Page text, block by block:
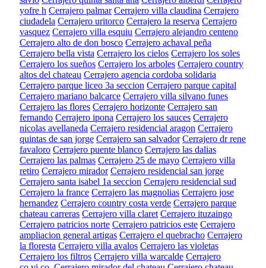
yofre h Cerrajero palmar Cerrajero villa claudina Cerrajero
ciudadela Cerrajero uritorco Cerrajero la reserva Cerrajero
vasquez Cerrajero villa esquiu Cerrajero alejandro centeno
Cerrajero alto de don bosco Cerrajero achaval peña
Cerrajero bella vista Cerrajero los cielos Cerrajero los soles
Cerrajero los sueños Cerrajero los arboles Cerrajero country
altos del chateau Cerrajero agencia cordoba solidaria
Cerrajero parque liceo 3a seccion Cerrajero parque capital
Cerrajero mariano balcarce Cerrajero villa silvano funes
Cerrajero las flores Cerrajero horizonte Cerrajero san
fernando Cerrajero ipona Cerrajero los sauces Cerrajero
nicolas avellaneda Cerrajero residencial aragon Cerrajero
quintas de san jorge Cerrajero san salvador Cerrajero dr rene
favaloro Cerrajero puente blanco Cerrajero las dalias
Cerrajero las palmas Cerrajero 25 de mayo Cerrajero villa
retiro Cerrajero mirador Cerrajero residencial san jorge
Cerrajero santa isabel 1a seccion Cerrajero residencial sud
Cerrajero la france Cerrajero las magnolias Cerrajero jose
hernandez Cerrajero country costa verde Cerrajero parque
chateau carreras Cerrajero villa claret Cerrajero ituzaingo
Cerrajero patricios norte Cerrajero patricios este Cerrajero
ampliacion general artigas Cerrajero el quebracho Cerrajero
la floresta Cerrajero villa avalos Cerrajero las violetas
Cerrajero los filtros Cerrajero villa warcalde Cerrajero